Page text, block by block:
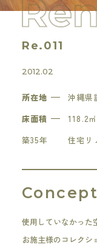
Re.011
2012.02
所在地
沖縄県
床面積
118.2
築35年
住宅リ
Concept
使用していなかった
お施主様のコレクシ